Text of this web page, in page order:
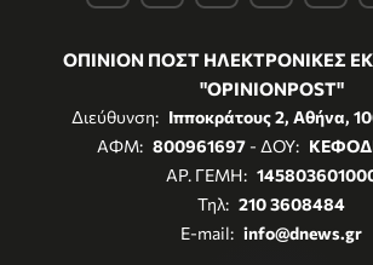
ΟΠΙΝΙΟΝ ΠΟΣΤ ΗΛΕΚΤΡΟΝΙΚΕΣ
"OPINIONPOST"
Διεύθυνση: Ιπποκράτους 2, Αθήνα,
ΑΦΜ: 800961697- ΔΟΥ:
ΑΡ. ΓΕΜΗ:
Τηλ: 210 3608484
E-mail: info@dnews.gr